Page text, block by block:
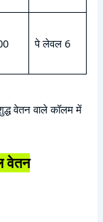
पे लेवल 6
वेतन वाले कॉलम में
वेतन